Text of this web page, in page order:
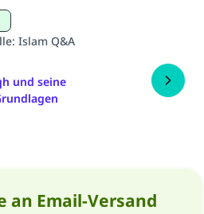
: Islam Q&A
und seine
an Email-Versand
1893)
dazu